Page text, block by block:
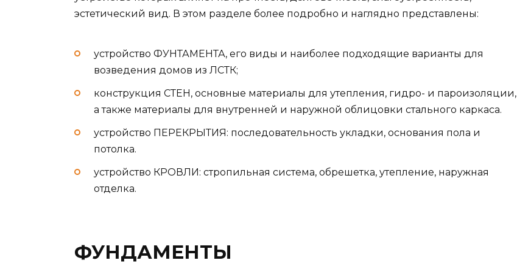
эстетический вид. В этом разделе более подробно и наглядно представлены:
устройство ФУНТАМЕНТА, его виды и наиболее подходящие варианты для
возведения домов из ЛСТК;
конструкция СТЕН, основные материалы для утепления, гидро- и пароизоляции,
а также материалы для внутренней и наружной облицовки стального каркаса.
устройство ПЕРЕКРЫТИЯ: последовательность укладки, основания пола и
потолка.
устройство КРОВЛИ: стропильная система, обрешетка, утепление, наружная
отделка.
ФУНДАМЕНТЫ